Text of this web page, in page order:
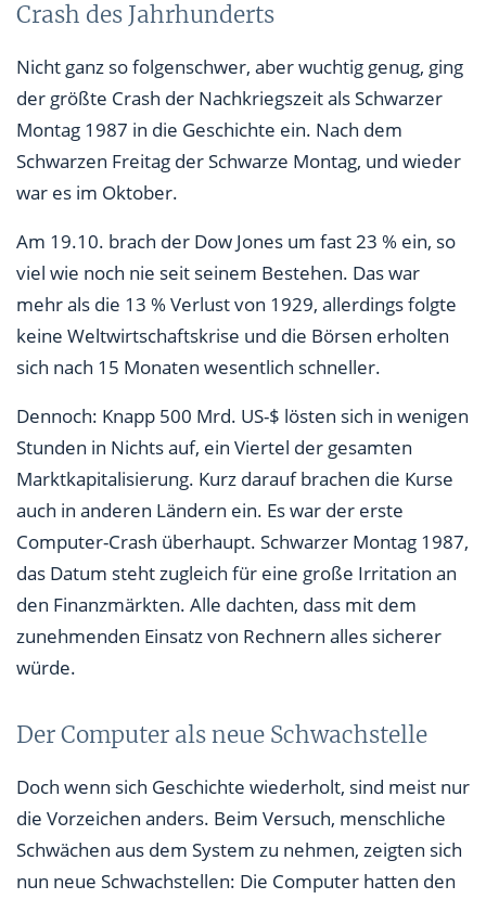
Crash des Jahrhunderts
Nicht ganz so folgenschwer, aber wuchtig genug, ging
der größte Crash der Nachkriegszeit als Schwarzer
Montag 1987 in die Geschichte ein. Nach dem
Schwarzen Freitag der Schwarze Montag, und wieder
war es im Oktober.
Am 19.10. brach der Dow Jones um fast 23 % ein, so
viel wie noch nie seit seinem Bestehen. Das war
mehr als die 13 % Verlust von 1929, allerdings folgte
keine Weltwirtschaftskrise und die Börsen erholten
sich nach 15 Monaten wesentlich schneller.
Dennoch: Knapp 500 Mrd. US-$ lösten sich in wenigen
Stunden in Nichts auf, ein Viertel der gesamten
Marktkapitalisierung. Kurz darauf brachen die Kurse
auch in anderen Ländern ein. Es war der erste
Computer-Crash überhaupt. Schwarzer Montag 1987,
das Datum steht zugleich für eine große Irritation an
den Finanzmärkten. Alle dachten, dass mit dem
zunehmenden Einsatz von Rechnern alles sicherer
würde.
Der Computer als neue Schwachstelle
Doch wenn sich Geschichte wiederholt, sind meist nur
die Vorzeichen anders. Beim Versuch, menschliche
Schwächen aus dem System zu nehmen, zeigten sich
nun neue Schwachstellen: Die Computer hatten den